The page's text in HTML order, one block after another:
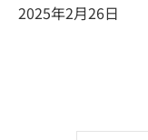
2025年2月26日